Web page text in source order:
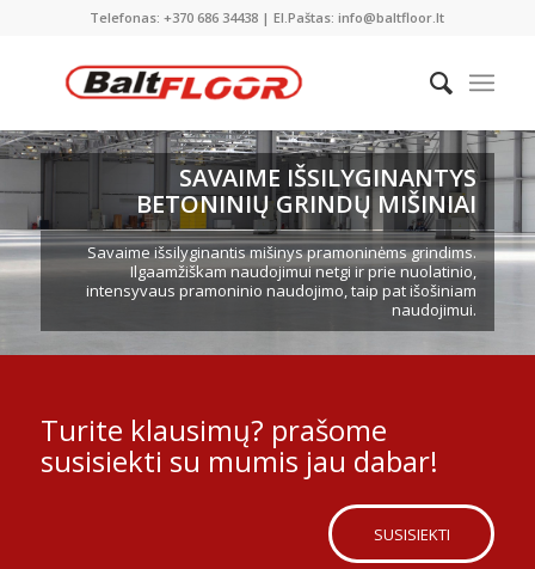
Telefonas: +370 686 34438 | El.Paštas: info@baltfloor.lt
SAVAIME IŠSILYGINANTYS
BETONINIŲ GRINDŲ MIŠINIAI
Savaime išsilyginantis mišinys pramoninėms grindims.
Ilgaamžiškam naudojimui netgi ir prie nuolatinio,
intensyvaus pramoninio naudojimo, taip pat išošiniam
naudojimui.
Turite klausimų? prašome
susisiekti su mumis jau dabar!
SUSISIEKTI